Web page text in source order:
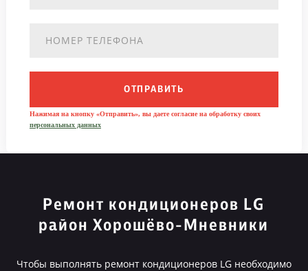
ОТПРАВИТЬ
Нажимая на кнопку «Отправить», вы даете согласие на обработку своих
персональных данных
Ремонт кондиционеров LG
район Хорошёво-Мневники
Чтобы выполнять ремонт кондиционеров LG необходимо